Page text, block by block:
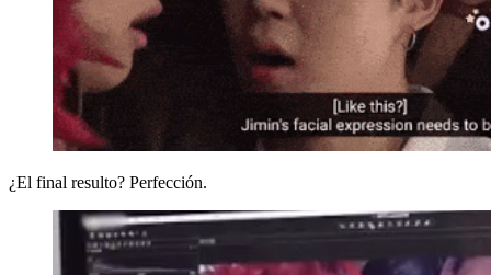
¿El final resulto? Perfección.